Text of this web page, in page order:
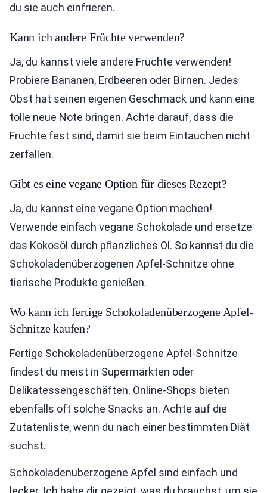
du sie auch einfrieren.
Kann ich andere Früchte verwenden?
Ja, du kannst viele andere Früchte verwenden!
Probiere Bananen, Erdbeeren oder Birnen. Jedes
Obst hat seinen eigenen Geschmack und kann eine
tolle neue Note bringen. Achte darauf, dass die
Früchte fest sind, damit sie beim Eintauchen nicht
zerfallen.
Gibt es eine vegane Option für dieses Rezept?
Ja, du kannst eine vegane Option machen!
Verwende einfach vegane Schokolade und ersetze
das Kokosöl durch pflanzliches Öl. So kannst du die
Schokoladenüberzogenen Apfel-Schnitze ohne
tierische Produkte genießen.
Wo kann ich fertige Schokoladenüberzogene Apfel-
Schnitze kaufen?
Fertige Schokoladenüberzogene Apfel-Schnitze
findest du meist in Supermärkten oder
Delikatessengeschäften. Online-Shops bieten
ebenfalls oft solche Snacks an. Achte auf die
Zutatenliste, wenn du nach einer bestimmten Diät
suchst.
Schokoladenüberzogene Äpfel sind einfach und